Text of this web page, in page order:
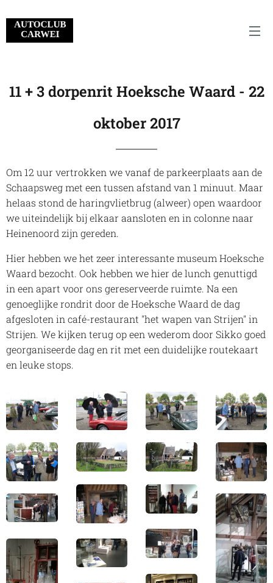
11 + 3 dorpenrit Hoeksche Waard - 22
oktober 2017
Om 12 uur vertrokken we vanaf de parkeerplaats aan de
Schaapsweg met een tussen afstand van 1 minuut. Maar
helaas stond de haringvlietbrug (alweer) open waardoor
we uiteindelijk bij elkaar aansloten en in colonne naar
Heinenoord zijn gereden.
Hier hebben we het zeer interessante museum Hoeksche
Waard bezocht. Ook hebben we hier de lunch genuttigd
in een apart voor ons gereserveerde ruimte. Na een
genoeglijke rondrit door de Hoeksche Waard de dag
afgesloten in café-restaurant "het wapen van Strijen" in
Strijen. We kijken terug op een wederom door Sikko goed
georganiseerde dag en rit met een duidelijke routekaart
en leuke stops.